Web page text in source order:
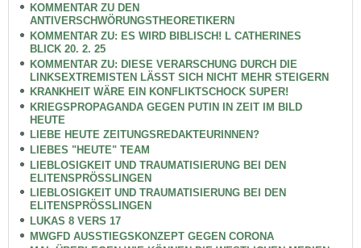
KOMMENTAR ZU DEN
ANTIVERSCHWÖRUNGSTHEORETIKERN
KOMMENTAR ZU: ES WIRD BIBLISCH! L CATHERINES
BLICK 20. 2. 25
KOMMENTAR ZU: DIESE VERARSCHUNG DURCH DIE
LINKSEXTREMISTEN LÄSST SICH NICHT MEHR STEIGERN
KRANKHEIT WÄRE EIN KONFLIKTSCHOCK SUPER!
KRIEGSPROPAGANDA GEGEN PUTIN IN ZEIT IM BILD
HEUTE
LIEBE HEUTE ZEITUNGSREDAKTEURINNEN?
LIEBES "HEUTE" TEAM
LIEBLOSIGKEIT UND TRAUMATISIERUNG BEI DEN
ELITENSPRÖSSLINGEN
LIEBLOSIGKEIT UND TRAUMATISIERUNG BEI DEN
ELITENSPRÖSSLINGEN
LUKAS 8 VERS 17
MWGFD AUSSTIEGSKONZEPT GEGEN CORONA